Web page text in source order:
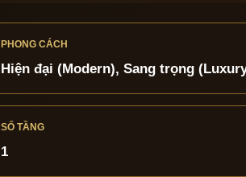
PHONG CÁCH
Hiện đại (Modern), Sang trọng
SỐ TẦNG
1